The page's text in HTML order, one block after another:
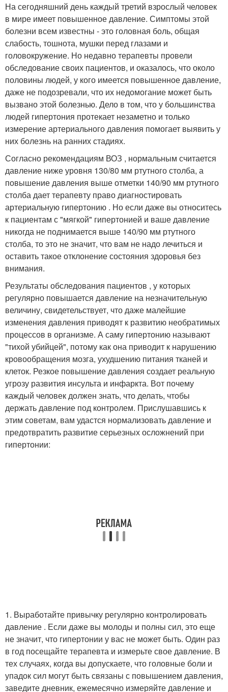
На сегодняшний день каждый третий взрослый человек
в мире имеет повышенное давление. Симптомы этой
болезни всем известны - это головная боль, общая
слабость, тошнота, мушки перед глазами и
головокружение. Но недавно терапевты провели
обследование своих пациентов, и оказалось, что около
половины людей, у кого имеется повышенное давление,
даже не подозревали, что их недомогание может быть
вызвано этой болезнью. Дело в том, что у большинства
людей гипертония протекает незаметно и только
измерение артериального давления помогает выявить у
них болезнь на ранних стадиях.
Согласно рекомендациям ВОЗ , нормальным считается
давление ниже уровня 130/80 мм ртутного столба, а
повышение давления выше отметки 140/90 мм ртутного
столба дает терапевту право диагностировать
артериальную гипертонию . Но если даже вы относитесь
к пациентам с "мягкой" гипертонией и ваше давление
никогда не поднимается выше 140/90 мм ртутного
столба, то это не значит, что вам не надо лечиться и
оставить такое отклонение состояния здоровья без
внимания.
Результаты обследования пациентов , у которых
регулярно повышается давление на незначительную
величину, свидетельствует, что даже малейшие
изменения давления приводят к развитию необратимых
процессов в организме. А саму гипертонию называют
"тихой убийцей", потому как она приводит к нарушению
кровообращения мозга, ухудшению питания тканей и
клеток. Резкое повышение давления создает реальную
угрозу развития инсульта и инфаркта. Вот почему
каждый человек должен знать, что делать, чтобы
держать давление под контролем. Прислушавшись к
этим советам, вам удастся нормализовать давление и
предотвратить развитие серьезных осложнений при
гипертонии:
1. Выработайте привычку регулярно контролировать
давление . Если даже вы молоды и полны сил, это еще
не значит, что гипертонии у вас не может быть. Один раз
в год посещайте терапевта и измерьте свое давление. В
тех случаях, когда вы допускаете, что головные боли и
упадок сил могут быть связаны с повышением давления,
заведите дневник, ежемесячно измеряйте давление и